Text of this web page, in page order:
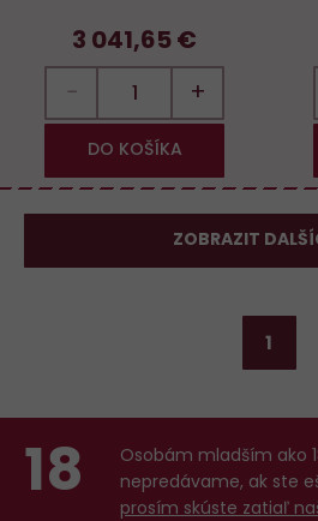
3 041,65 €
− +
DO KOŠÍKA
ZOBRAZIT
1
18
Osobám mladším ako
nepredávame, ak ste
prosím skúste zatiaľ